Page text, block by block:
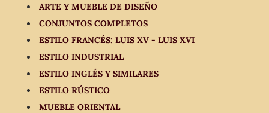
ARTE Y MUEBLE DE DISEÑO
CONJUNTOS COMPLETOS
ESTILO FRANCÉS: LUIS XV - LUIS XVI
ESTILO INDUSTRIAL
ESTILO INGLÉS Y SIMILARES
ESTILO RÚSTICO
MUEBLE ORIENTAL